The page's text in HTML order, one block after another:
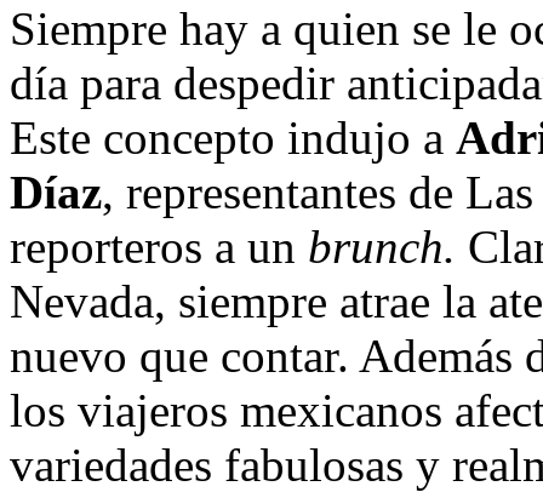
Siempre hay a quien se le
día para despedir
Este concepto indujo a
Díaz, representantes de
reporteros a un brunch.
Nevada, siempre atrae la
nuevo que contar. Además
los viajeros mexicanos
variedades fabulosas y